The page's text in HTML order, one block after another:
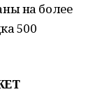
на более
500